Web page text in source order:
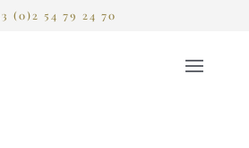
(0)2 54 79 24 70